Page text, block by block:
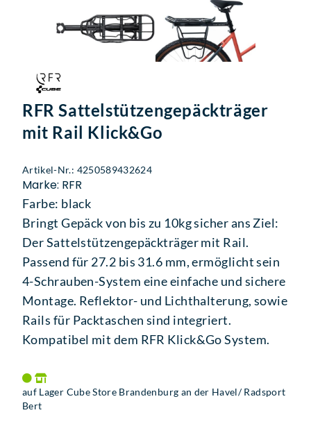
RFR Sattelstützengepäckträger
mit Rail Klick&Go
Artikel-Nr.: 4250589432624
Marke: RFR
Farbe: black
Bringt Gepäck von bis zu 10kg sicher ans Ziel:
Der Sattelstützengepäckträger mit Rail.
Passend für 27.2 bis 31.6 mm, ermöglicht sein
4-Schrauben-System eine einfache und sichere
Montage. Reflektor- und Lichthalterung, sowie
Rails für Packtaschen sind integriert.
Kompatibel mit dem RFR Klick&Go System.
auf Lager Cube Store Brandenburg an der Havel/ Radsport
Bert